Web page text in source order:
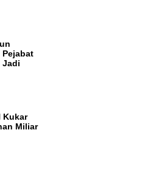
Pejabat
Jadi
Kukar
Miliar